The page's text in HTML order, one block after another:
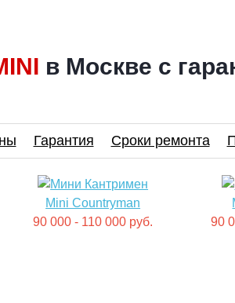
в Москве с
Гарантия Сроки ремонта
Mini Countryman
90 000 - 110 000 руб. 90